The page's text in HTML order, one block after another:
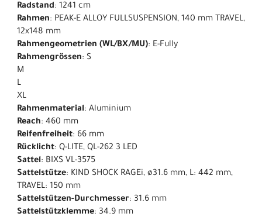
Radstand: 1241 cm
Rahmen: PEAK-E ALLOY FULLSUSPENSION, 140 mm TRAVEL,
12x148 mm
Rahmengeometrien (WL/BX/MU): E-Fully
Rahmengrössen: S
M
L
XL
Rahmenmaterial: Aluminium
Reach: 460 mm
Reifenfreiheit: 66 mm
Rücklicht: Q-LITE, QL-262 3 LED
Sattel: BIXS VL-3575
Sattelstütze: KIND SHOCK RAGEi, ø31.6 mm, L: 442 mm,
TRAVEL: 150 mm
Sattelstützen-Durchmesser: 31.6 mm
Sattelstützklemme: 34.9 mm